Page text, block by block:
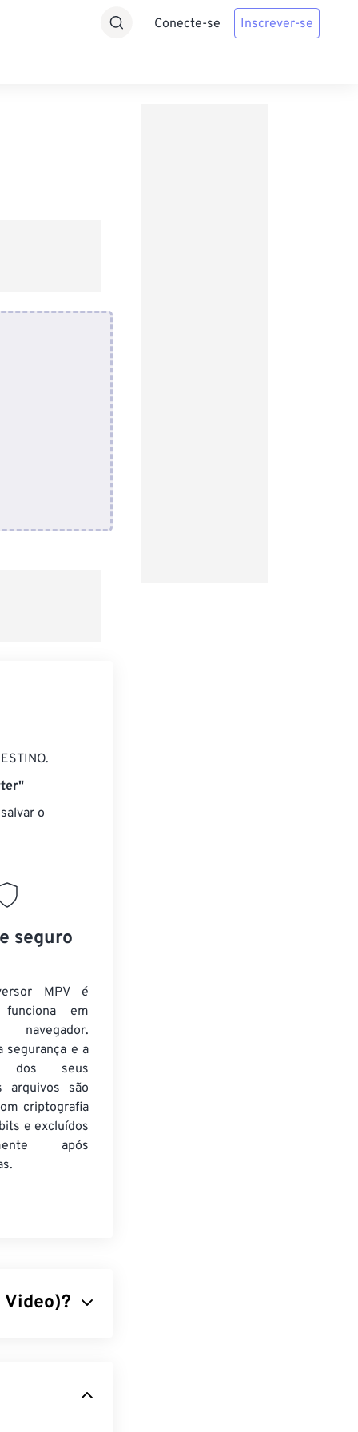
Conecte-se Inscrever-se
o
seguro
MPV é
em
segurança e a
dos seus
arquivos são
criptografia
e excluídos
após